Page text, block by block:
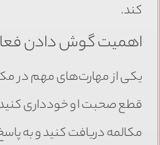
کند.
اهمیت گوش دادن
یکی از مهارت‌های مهم در
قطع صحبت او خودداری کنید.
مکالمه دریافت کنید و به